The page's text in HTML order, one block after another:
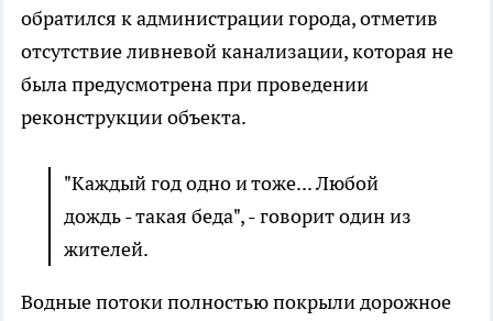
обратился к администрации города, отметив
отсутствие ливневой канализации, которая не
была предусмотрена при проведении
реконструкции объекта.
"Каждый год одно и тоже... Любой
дождь - такая беда", - говорит один из
жителей.
Водные потоки полностью покрыли дорожное